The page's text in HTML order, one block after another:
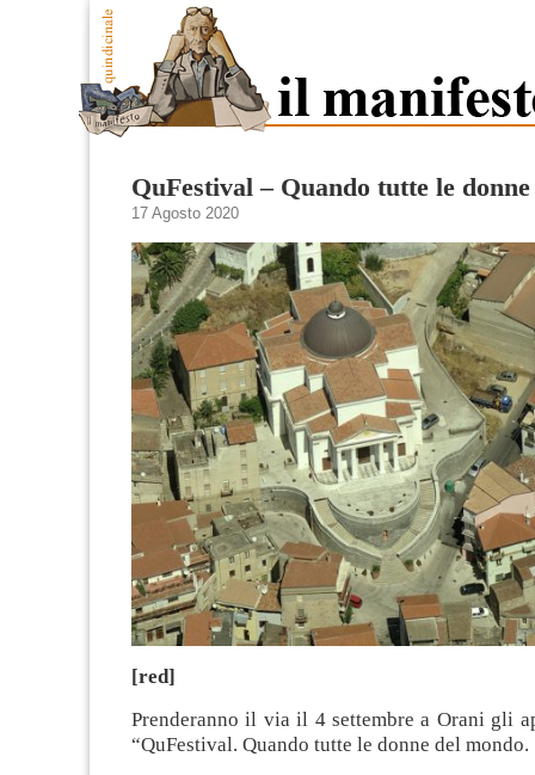
QuFestival – Quando tutte le
17 Agosto 2020
[red]
Prenderanno il via il 4 settembre a Orani gli
“QuFestival. Quando tutte le donne del mondo.